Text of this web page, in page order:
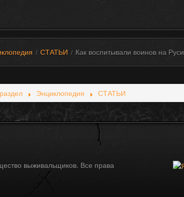
/ СТАТЬИ / Как воспитывали воинов на Руси
Энциклопедия СТАТЬИ
выживальщиков. Все права